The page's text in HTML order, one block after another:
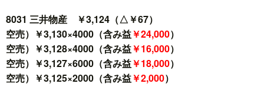
8031 三井物産 ￥3,124（△￥67）
空売）￥3,130×4000（含み益￥24,000）
空売）￥3,128×4000（含み益￥16,000）
空売）￥3,127×6000（含み益￥18,000）
空売）￥3,125×2000（含み益￥2,000）